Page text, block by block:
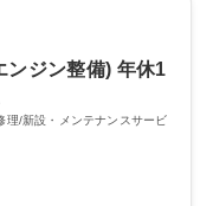
/部品・舟艇・関連機器
力の舶用エンジン分野
した経営基盤のもと,堅
ンジン整備) 年休1
理/新設・メンテナンスサービ